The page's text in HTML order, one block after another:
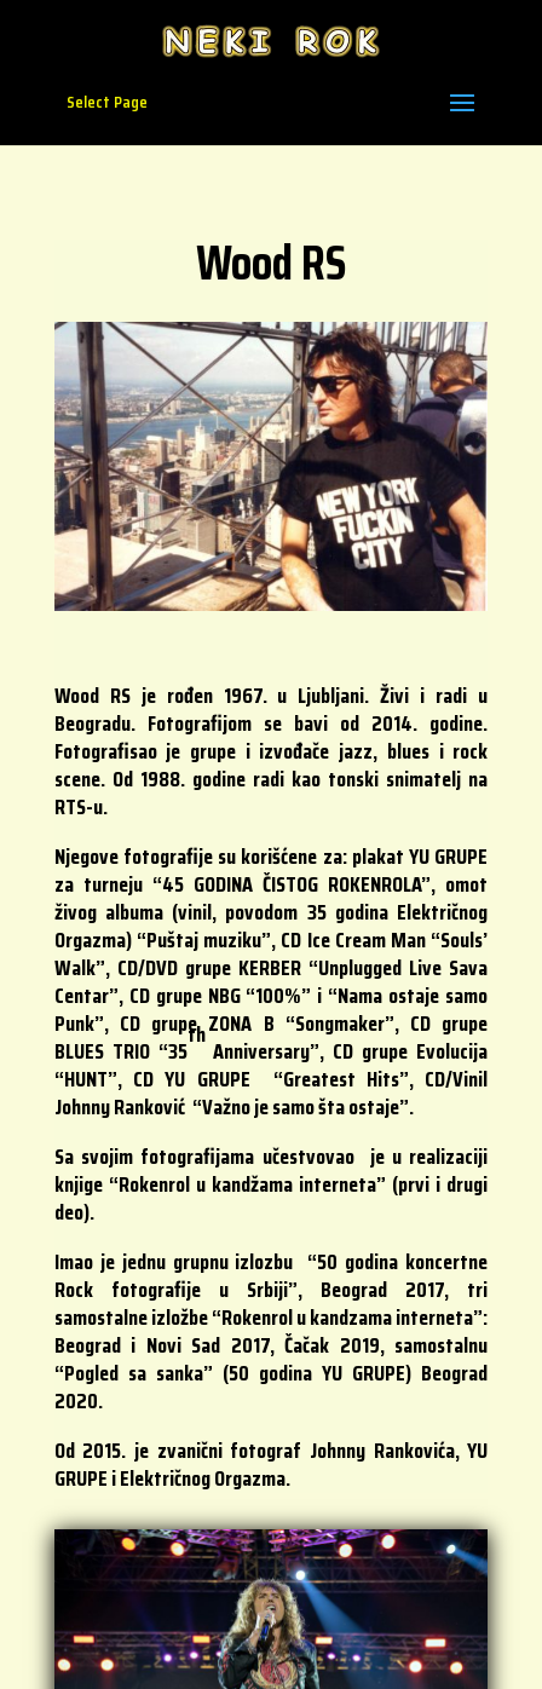
Select Page
Wood RS
Wood RS je rođen 1967. u Ljubljani. Živi i radi u
Beogradu. Fotografijom se bavi od 2014. godine.
Fotografisao je grupe i izvođače jazz, blues i rock
scene. Od 1988. godine radi kao tonski snimatelj na
RTS-u.
Njegove fotografije su korišćene za: plakat YU GRUPE
za turneju “45 GODINA ČISTOG ROKENROLA”, omot
živog albuma (vinil, povodom 35 godina Električnog
Orgazma) “Puštaj muziku”, CD Ice Cream Man “Souls’
Walk”, CD/DVD grupe KERBER “Unplugged Live Sava
Centar”, CD grupe NBG “100%” i “Nama ostaje samo
Punk”, CD grupe ZONA B “Songmaker”, CD grupe
BLUES TRIO “35
th
Anniversary”, CD grupe Evolucija
“HUNT”, CD YU GRUPE “Greatest Hits”, CD/Vinil
Johnny Ranković “Važno je samo šta ostaje”.
Sa svojim fotografijama učestvovao je u realizaciji
knjige “Rokenrol u kandžama interneta” (prvi i drugi
deo).
Imao je jednu grupnu izlozbu “50 godina koncertne
Rock fotografije u Srbiji”, Beograd 2017, tri
samostalne izložbe “Rokenrol u kandzama interneta”:
Beograd i Novi Sad 2017, Čačak 2019, samostalnu
“Pogled sa sanka” (50 godina YU GRUPE) Beograd
2020.
Od 2015. je zvanični fotograf Johnny Rankovića, YU
GRUPE i Električnog Orgazma.